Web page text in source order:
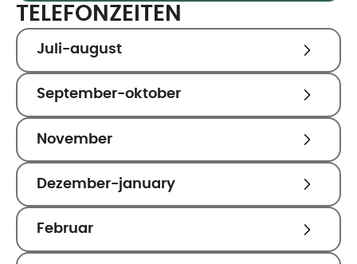
TELEFONZEITEN
Juli-august
September-oktober
November
Dezember-january
Februar